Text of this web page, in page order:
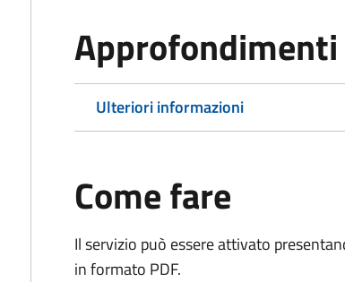
Approfondimenti
Ulteriori informazioni
Come fare
Il servizio può essere attivato
in formato PDF.